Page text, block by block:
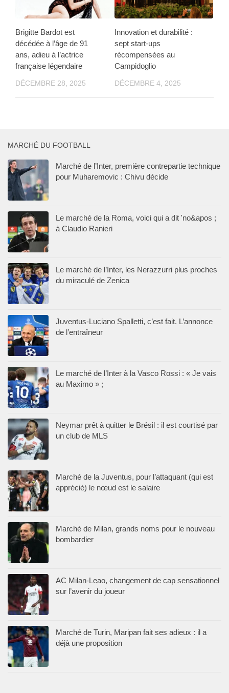
Brigitte Bardot est
décédée à l’âge de 91
ans, adieu à l’actrice
française légendaire
DÉCEMBRE 28, 2025
Innovation et durabilité :
sept start-ups
récompensées au
Campidoglio
DÉCEMBRE 4, 2025
MARCHÉ DU FOOTBALL
Marché de l’Inter, première contrepartie technique
pour Muharemovic : Chivu décide
Le marché de la Roma, voici qui a dit 'no&apos ;
à Claudio Ranieri
Le marché de l’Inter, les Nerazzurri plus proches
du miraculé de Zenica
Juventus-Luciano Spalletti, c’est fait. L’annonce
de l’entraîneur
Le marché de l’Inter à la Vasco Rossi : « Je vais
au Maximo » ;
Neymar prêt à quitter le Brésil : il est courtisé par
un club de MLS
Marché de la Juventus, pour l’attaquant (qui est
apprécié) le nœud est le salaire
Marché de Milan, grands noms pour le nouveau
bombardier
AC Milan-Leao, changement de cap sensationnel
sur l’avenir du joueur
Marché de Turin, Maripan fait ses adieux : il a
déjà une proposition